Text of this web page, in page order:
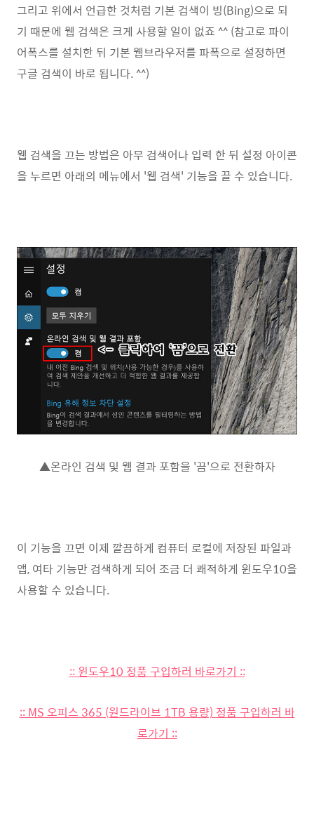
그리고 위에서 언급한 것처럼 기본 검색이 빙(Bing)으로 되
기 때문에 웹 검색은 크게 사용할 일이 없죠 ^^ (참고로 파이
어폭스를 설치한 뒤 기본 웹브라우저를 파폭으로 설정하면
구글 검색이 바로 됩니다. ^^)
웹 검색을 끄는 방법은 아무 검색어나 입력 한 뒤 설정 아이콘
을 누르면 아래의 메뉴에서 '웹 검색' 기능을 끌 수 있습니다.
▲온라인 검색 및 웹 결과 포함을 '끔'으로 전환하자
이 기능을 끄면 이제 깔끔하게 컴퓨터 로컬에 저장된 파일과
앱, 여타 기능만 검색하게 되어 조금 더 쾌적하게 윈도우10을
사용할 수 있습니다.
:: 윈도우10 정품 구입하러 바로가기 ::
:: MS 오피스 365 (원드라이브 1TB 용량) 정품 구입하러 바
로가기 ::